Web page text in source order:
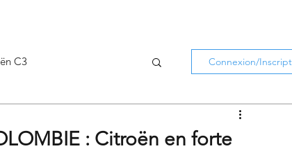
C3 Connexion/
: Citroën en forte